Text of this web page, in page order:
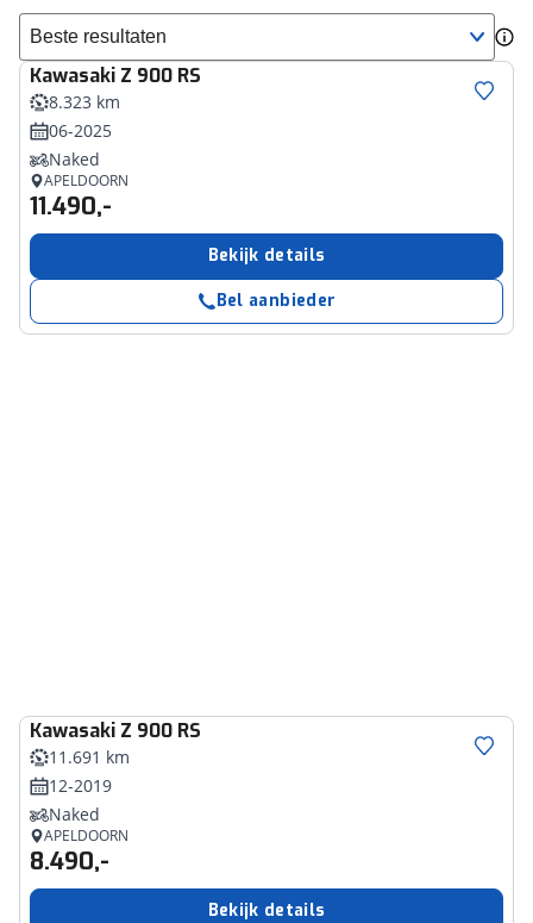
Sorteer resultaten
Kawasaki Z 900 RS
8.323 km
06-2025
Naked
APELDOORN
11.490,-
Bekijk details
Bel aanbieder
Kawasaki Z 900 RS
11.691 km
12-2019
Naked
APELDOORN
8.490,-
Bekijk details